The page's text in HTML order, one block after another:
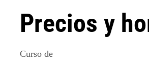
Precios y
Curso de